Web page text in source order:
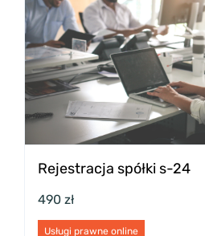
Rejestracja spółki s-24
490 zł
Usługi prawne online